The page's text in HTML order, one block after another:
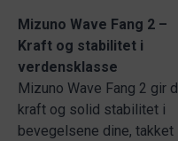
Mizuno Wave Fang 2 –
Kraft og stabilitet i
verdensklasse
Mizuno Wave Fang 2 gir
kraft og solid stabilitet i
bevegelsene dine, takket